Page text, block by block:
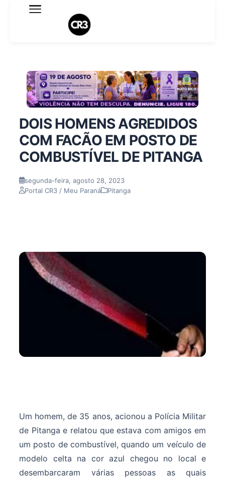
Expediente
Termo de Uso
Sobre o blog
DOIS HOMENS AGREDIDOS
COM FACÃO EM POSTO DE
COMBUSTÍVEL DE PITANGA
segunda-feira, agosto 28, 2023
Portal CR3 / Meu Paraná
Pitanga
Um homem, de 35 anos, acionou a Polícia Militar
de Pitanga e relatou que estava com amigos em
um posto de combustível, quando um veículo de
modelo celta na cor azul chegou no local e
desembarcaram várias pessoas as quais